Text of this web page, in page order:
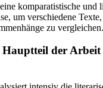
komparatistische und
um verschiedene
zu vergleichen.
der